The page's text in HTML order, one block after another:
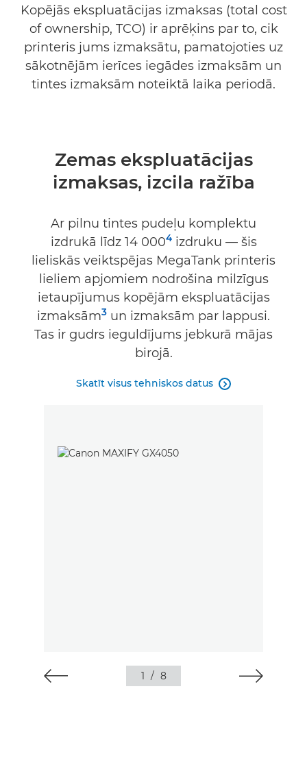
Kopējās ekspluatācijas izmaksas (total cost
of ownership, TCO) ir aprēķins par to, cik
printeris jums izmaksātu, pamatojoties uz
sākotnējām ierīces iegādes izmaksām un
tintes izmaksām noteiktā laika periodā.
Zemas ekspluatācijas
izmaksas, izcila ražība
Ar pilnu tintes pudeļu komplektu
izdrukā līdz 14 0004izdruku — šis
lieliskās veiktspējas MegaTank printeris
lieliem apjomiem nodrošina milzīgus
ietaupījumus kopējām ekspluatācijas
izmaksām3 un izmaksām par lappusi.
Tas ir gudrs ieguldījums jebkurā mājas
birojā.
Skatīt visus tehniskos datus 
1 / 8